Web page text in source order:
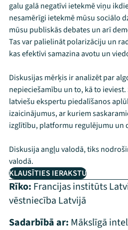
galu galā negatīvi ietekmē viņu
nesamērīgi ietekmē mūsu sociālo
mūsu publiskās debates un arī
Tas var palielināt polarizāciju un
kas efektīvi samazina avotu un
Diskusijas mērķis ir analizēt par
nepieciešamību un to, kā to
latviešu ekspertu piedalīšanos
izaicinājumus, ar kuriem
izglītību, platformu regulējumu un
Diskusija angļu valodā, tiks
valodā.
KLAUSĪTIES IERAKSTU
Rīko: Francijas institūts
vēstniecība Latvijā
Sadarbībā ar: Mākslīgā